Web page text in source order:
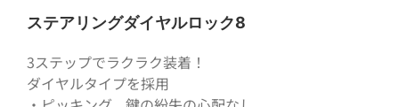
ステアリングダイヤルロック8
3ステップでラクラク装着！
ダイヤルタイプを採用